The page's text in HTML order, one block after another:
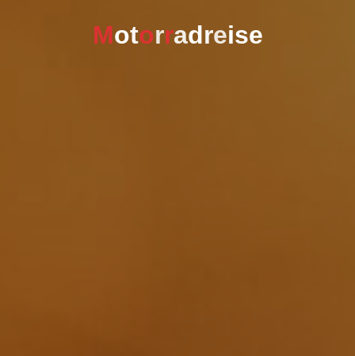
Motorradreise